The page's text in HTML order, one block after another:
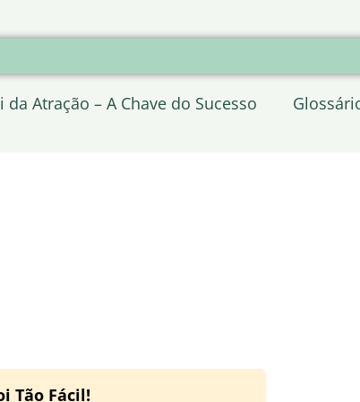
da Atração – A Chave do Sucesso
Tão Fácil!